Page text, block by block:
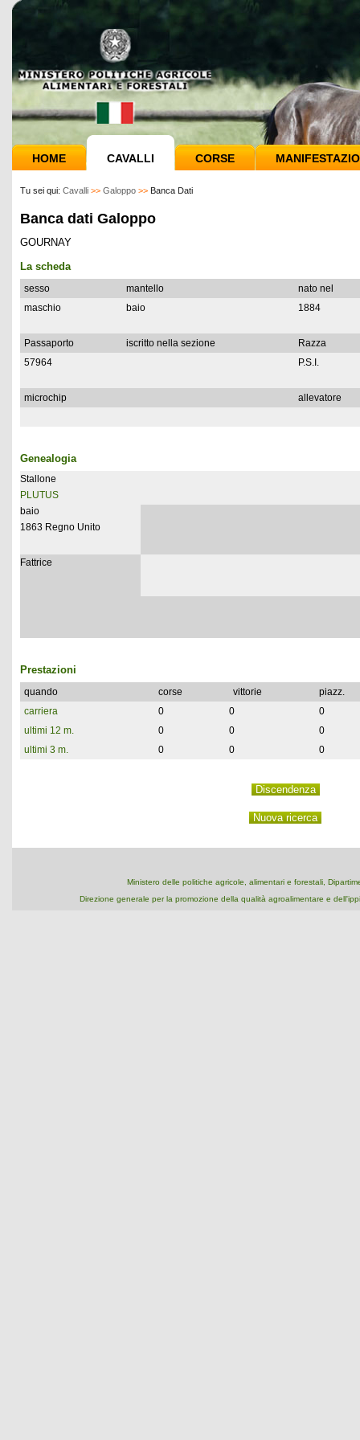
HOME CAVALLI CORSE
Tu sei qui: Cavalli >> Galoppo >> Banca Dati
Banca dati Galoppo
GOURNAY
La scheda
sesso mantello
nato nel
maschio
baio 1884
Passaporto iscritto nella sezione
Razza
57964
P.S.I.
microchip allevatore
Genealogia
Stallone
PLUTUS
baio
1863 Regno Unito
Fattrice
Prestazioni
quando corse vittorie
piazz.
carriera
0 0
0
ultimi 12 m.
0 0
0
ultimi 3 m.
0 0 0
Ministero delle politiche agricole, alimentari e forestali,
Direzione generale per la promozione della qualità agroalimentare e